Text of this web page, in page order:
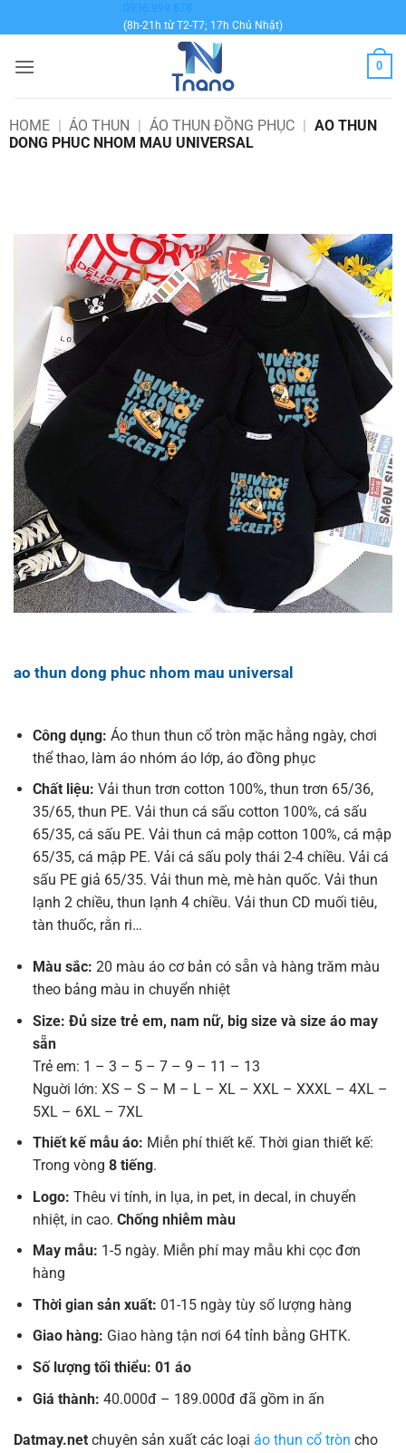
qua
dung
0936 999 878
(8h-21h từ T2-T7; 17h Chủ Nhật)
0
HOME | ÁO THUN | ÁO THUN ĐỒNG PHỤC | AO THUN
DONG PHUC NHOM MAU UNIVERSAL
ao thun dong phuc nhom mau universal
Công dụng: Áo thun thun cổ tròn mặc hằng ngày, chơi
thể thao, làm áo nhóm áo lớp, áo đồng phục
Chất liệu: Vải thun trơn cotton 100%, thun trơn 65/36,
35/65, thun PE. Vải thun cá sấu cotton 100%, cá sấu
65/35, cá sấu PE. Vải thun cá mập cotton 100%, cá mập
65/35, cá mập PE. Vải cá sấu poly thái 2-4 chiều. Vải cá
sấu PE giả 65/35. Vải thun mè, mè hàn quốc. Vải thun
lạnh 2 chiều, thun lạnh 4 chiều. Vải thun CD muối tiêu,
tàn thuốc, rằn ri…
Màu sắc: 20 màu áo cơ bản có sẵn và hàng trăm màu
theo bảng màu in chuyển nhiệt
Size: Đủ size trẻ em, nam nữ, big size và size áo may
sẵn
Trẻ em: 1 – 3 – 5 – 7 – 9 – 11 – 13
Nguời lớn: XS – S – M – L – XL – XXL – XXXL – 4XL –
5XL – 6XL – 7XL
Thiết kế mẫu áo: Miễn phí thiết kế. Thời gian thiết kế:
Trong vòng 8 tiếng.
Logo: Thêu vi tính, in lụa, in pet, in decal, in chuyển
nhiệt, in cao. Chống nhiễm màu
May mẫu: 1-5 ngày. Miễn phí may mẫu khi cọc đơn
hàng
Thời gian sản xuất: 01-15 ngày tùy số lượng hàng
Giao hàng: Giao hàng tận nơi 64 tỉnh bằng GHTK.
Số lượng tối thiểu: 01 áo
Giá thành: 40.000đ – 189.000đ đã gồm in ấn
Datmay.net chuyên sản xuất các loại áo thun cổ tròn cho